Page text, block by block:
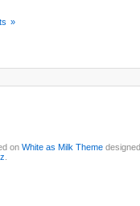
»
onWhite as Milk Theme